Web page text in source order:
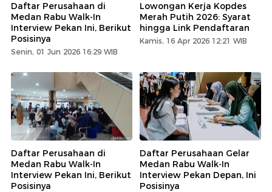
Daftar Perusahaan di
Medan Rabu Walk-In
Interview Pekan Ini, Berikut
Posisinya
Senin, 01 Jun 2026 16:29 WIB
Lowongan Kerja Kopdes
Merah Putih 2026: Syarat
hingga Link Pendaftaran
Kamis, 16 Apr 2026 12:21 WIB
Daftar Perusahaan di
Medan Rabu Walk-In
Interview Pekan Ini, Berikut
Posisinya
Daftar Perusahaan Gelar
Medan Rabu Walk-In
Interview Pekan Depan, Ini
Posisinya